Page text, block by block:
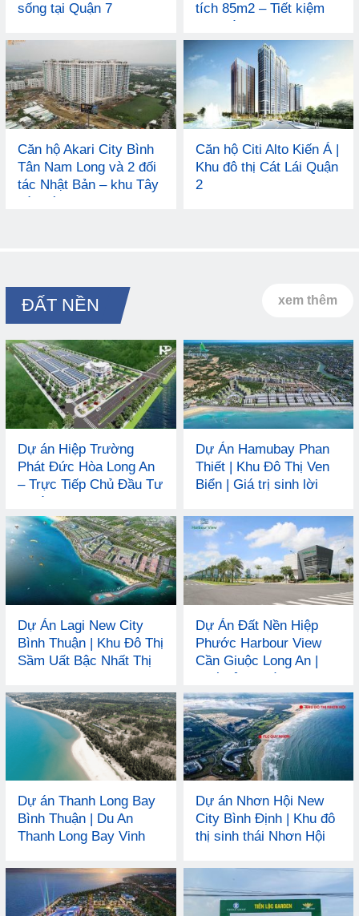
sống tại Quận 7
tích 85m2 – Tiết kiệm
Căn hộ Akari City Bình
Tân Nam Long và 2 đối
tác Nhật Bản – khu Tây
Sài Gòn
Căn hộ Citi Alto Kiến Á |
Khu đô thị Cát Lái Quận
2
ĐẤT NỀN xem thêm
Dự án Hiệp Trường
Phát Đức Hòa Long An
– Trực Tiếp Chủ Đầu Tư
uy tín
Dự Án Hamubay Phan
Thiết | Khu Đô Thị Ven
Biển | Giá trị sinh lời
Dự Án Lagi New City
Bình Thuận | Khu Đô Thị
Sầm Uất Bậc Nhất Thị
Dự Án Đất Nền Hiệp
Phước Harbour View
Cần Giuộc Long An |
Phố Cảng Phồn Vinh
Dự án Thanh Long Bay
Bình Thuận | Du An
Thanh Long Bay Vinh
Dự án Nhơn Hội New
City Bình Định | Khu đô
thị sinh thái Nhơn Hội